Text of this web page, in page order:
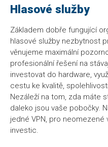
Hlasové služby
Základem dobře fungující
hlasové služby nezbytnost
věnujeme maximální
profesionální řešení na
investovat do hardware,
cestu ke kvalitě,
Nezáleží na tom, zda máte
daleko jsou vaše pobočky.
jedné VPN, pro neomezené
investic.